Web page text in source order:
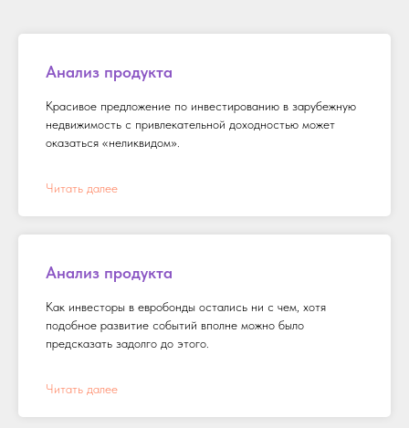
Анализ продукта
Красивое предложение по инвестированию в зарубежную
недвижимость с привлекательной доходностью может
оказаться «неликвидом».
Читать далее
Анализ продукта
Как инвесторы в евробонды остались ни с чем, хотя
подобное развитие событий вполне можно было
предсказать задолго до этого.
Читать далее